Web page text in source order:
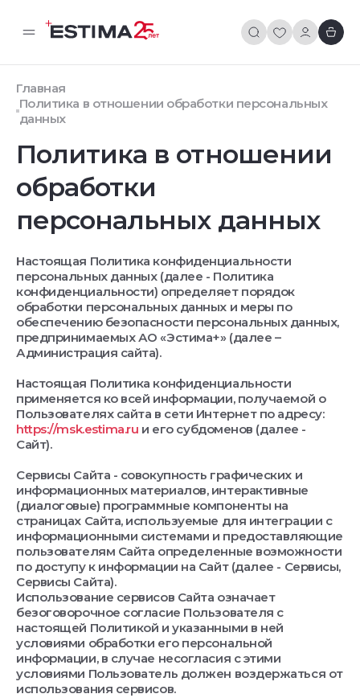
Главная
Политика в отношении обработки персональных
данных
Политика в отношении
обработки
персональных данных
Настоящая Политика конфиденциальности
персональных данных (далее - Политика
конфиденциальности) определяет порядок
обработки персональных данных и меры по
обеспечению безопасности персональных данных,
предпринимаемых АО «Эстима+» (далее –
Администрация сайта).
Настоящая Политика конфиденциальности
применяется ко всей информации, получаемой о
Пользователях сайта в сети Интернет по адресу:
https://msk.estima.ru и его субдоменов (далее -
Сайт).
Сервисы Сайта - совокупность графических и
информационных материалов, интерактивные
(диалоговые) программные компоненты на
страницах Сайта, используемые для интеграции с
информационными системами и предоставляющие
пользователям Сайта определенные возможности
по доступу к информации на Сайт (далее - Сервисы,
Сервисы Сайта).
Использование сервисов Сайта означает
безоговорочное согласие Пользователя с
настоящей Политикой и указанными в ней
условиями обработки его персональной
информации, в случае несогласия с этими
условиями Пользователь должен воздержаться от
использования сервисов.